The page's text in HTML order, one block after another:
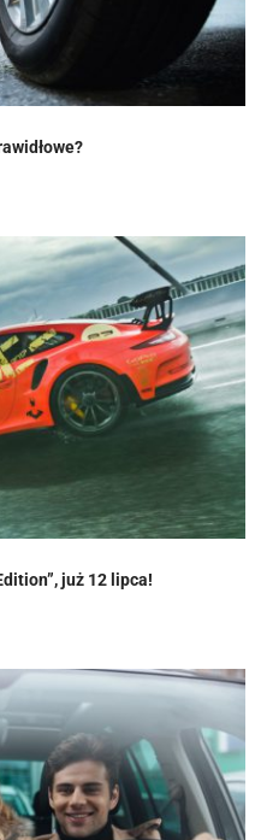
już 12 lipca!